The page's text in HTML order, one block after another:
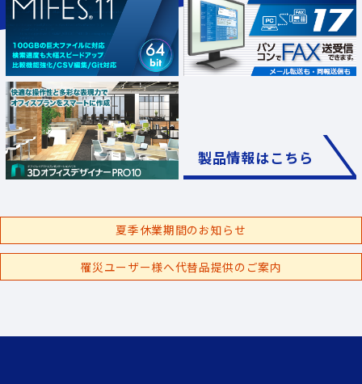
製品情報はこちら
夏季休業期間のお知らせ
罹災ユーザー様へ代替品提供のご案内